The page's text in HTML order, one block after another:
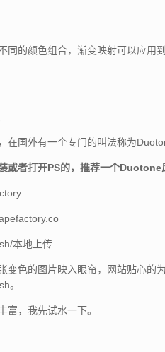
同的颜色组合，渐变映射可以应用
在国外有一个专门的叫法称为
或者打开PS的，推荐一个Duotone
本地上传
变色的图片映入眼帘，网站贴心的
。
富，我先试水一下。